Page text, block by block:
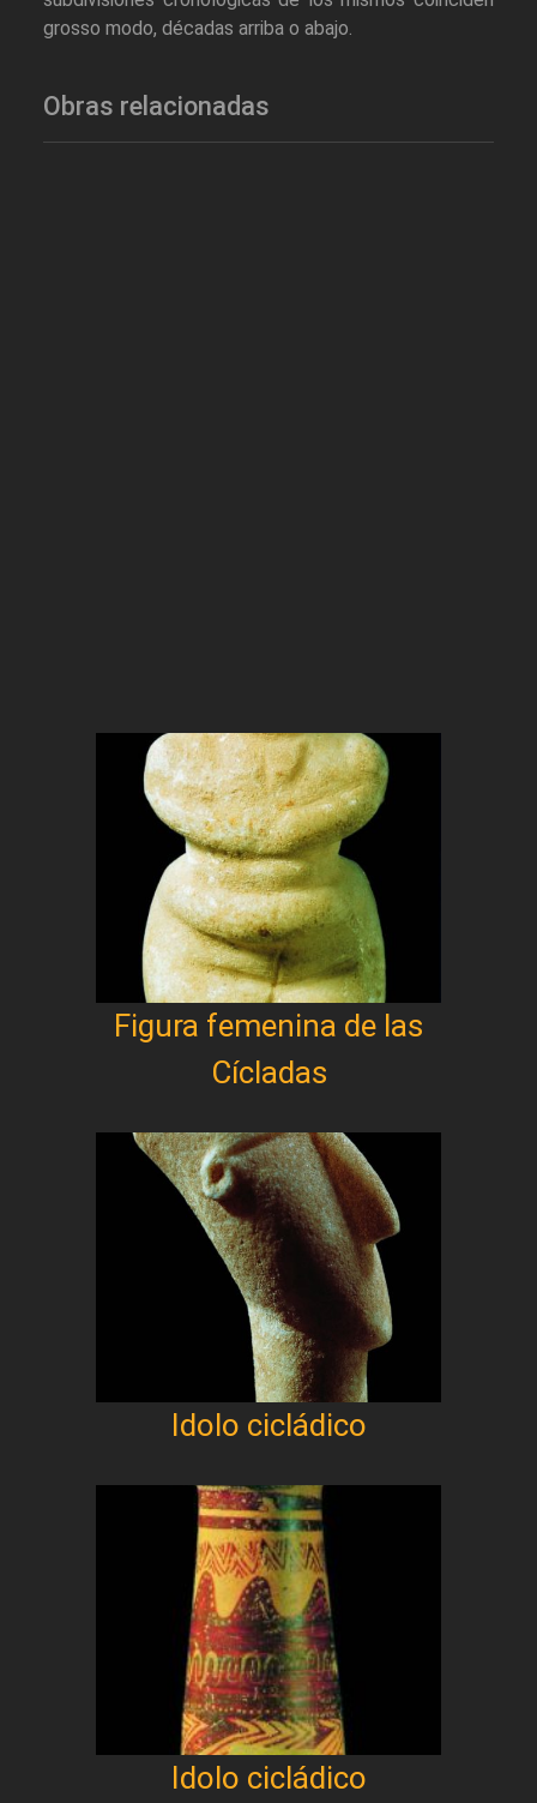
grosso modo, décadas arriba o abajo.
Obras relacionadas
Figura femenina de las
Cícladas
Idolo cicládico
Idolo cicládico